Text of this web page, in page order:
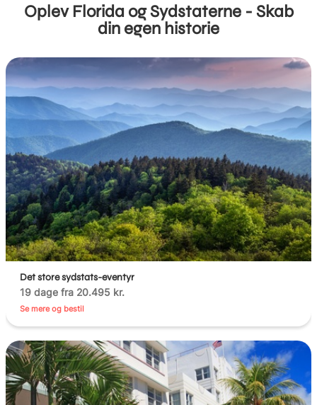
Oplev Florida og Sydstaterne - Skab
din egen historie
Det store sydstats-eventyr
19 dage fra 20.495 kr.
Se mere og bestil